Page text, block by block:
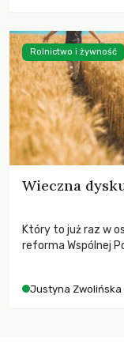
Wieczna
Który to już raz w
reforma Wspólnej
Justyna Zwolińska
Rolnictwo i żywność